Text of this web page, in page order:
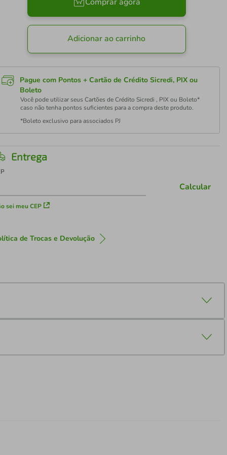
Comprar agora
Adicionar ao carrinho
Pague com Pontos + Cartão de Crédito Sicredi, PIX ou
Boleto
Você pode utilizar seus Cartões de Crédito Sicredi , PIX ou Boleto*
caso não tenha pontos suficientes para a compra deste produto.
*Boleto exclusivo para associados PJ
Entrega
sei meu CEP
Calcular
de Trocas e Devolução